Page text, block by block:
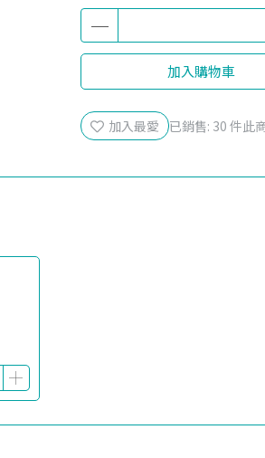
加入購物車
加入最愛 已銷售: 30 件此